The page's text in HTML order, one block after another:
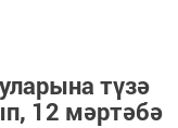
түзә
12 мәртәбә